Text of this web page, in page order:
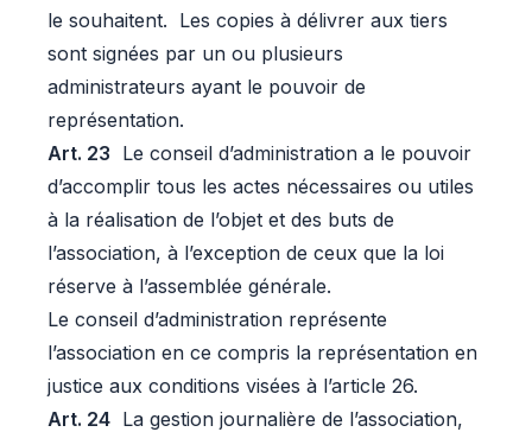
le souhaitent. Les copies à délivrer aux tiers
sont signées par un ou plusieurs
administrateurs ayant le pouvoir de
représentation.
Art. 23 Le conseil d’administration a le pouvoir
d’accomplir tous les actes nécessaires ou utiles
à la réalisation de l’objet et des buts de
l’association, à l’exception de ceux que la loi
réserve à l’assemblée générale.
Le conseil d’administration représente
l’association en ce compris la représentation en
justice aux conditions visées à l’article 26.
Art. 24 La gestion journalière de l’association,